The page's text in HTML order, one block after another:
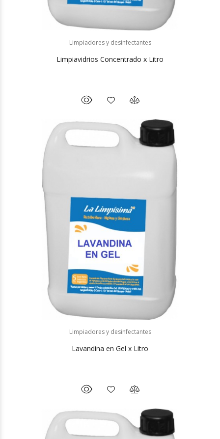
Limpiadores y desinfectantes
Limpiavidrios Concentrado x Litro
Limpiadores y desinfectantes
Lavandina en Gel x Litro